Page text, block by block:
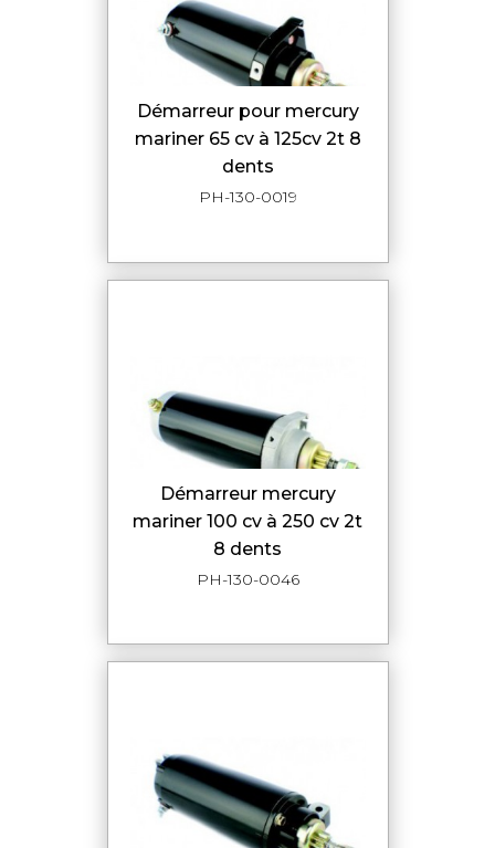
démarreur pour mercury
mariner 65 cv à 125cv 2t 8
dents
PH-130-0019
démarreur mercury
mariner 100 cv à 250 cv 2t
8 dents
PH-130-0046